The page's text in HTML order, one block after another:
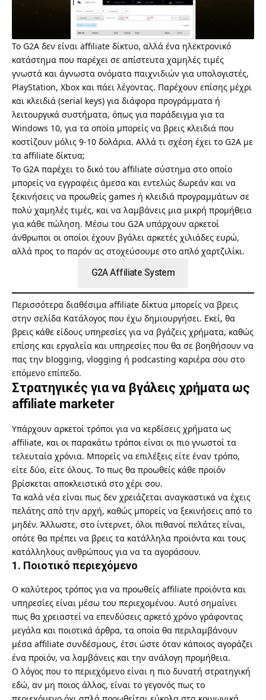
Το G2A δεν είναι affiliate δίκτυο, αλλά ένα ηλεκτρονικό
κατάστημα που παρέχει σε απίστευτα χαμηλές τιμές
γνωστά και άγνωστα ονόματα παιχνιδιών για υπολογιστές,
PlayStation, Xbox και πάει λέγοντας. Παρέχουν επίσης μέχρι
και κλειδιά (serial keys) για διάφορα προγράμματα ή
λειτουργικά συστήματα, όπως για παράδειγμα για τα
Windows 10, για τα οποία μπορείς να βρεις κλειδιά που
κοστίζουν μόλις 9-10 δολάρια. Αλλά τι σχέση έχει το G2A με
τα affiliate δίκτυα;
Το G2A παρέχει το δικό του affiliate σύστημα στο οποίο
μπορείς να εγγραφέις άμεσα και εντελώς δωρεάν και να
ξεκινήσεις να προωθείς games ή κλειδιά προγραμμάτων σε
πολύ χαμηλές τιμές, και να λαμβάνεις μια μικρή προμήθεια
για κάθε πώληση. Μέσω του G2A υπάρχουν αρκετοί
άνθρωποι οι οποίοι έχουν βγάλει αρκετές χιλιάδες ευρώ,
αλλά προς το παρόν ας στοχεύσουμε στο απλό χαρτζιλίκι.
G2A Affiliate System
Περισσότερα διαθέσιμα affiliate δίκτυα μπορείς να βρεις
στην σελίδα Κατάλογος που έχω δημιουργήσει. Εκεί, θα
βρεις κάθε είδους υπηρεσίες για να βγάζεις χρήματα, καθώς
επίσης και εργαλεία και υπηρεσίες που θα σε βοηθήσουν να
πας την blogging, vlogging ή podcasting καριέρα σου στο
επόμενο επίπεδο.
Στρατηγικές για να βγάλεις χρήματα ως
affiliate marketer
Υπάρχουν αρκετοί τρόποι για να κερδίσεις χρήματα ως
affiliate, και οι παρακάτω τρόποι είναι οι πιο γνωστοί τα
τελευταία χρόνια. Μπορείς να επιλέξεις είτε έναν τρόπο,
είτε δύο, είτε όλους. Το πως θα προωθείς κάθε προϊόν
βρίσκεται αποκλειστικά στο χέρι σου.
Τα καλά νέα είναι πως δεν χρειάζεται αναγκαστικά να έχεις
πελάτης από την αρχή, καθώς μπορείς να ξεκινήσεις από το
μηδέν. Άλλωστε, στο ίντερνετ, όλοι πιθανοί πελάτες είναι,
οπότε θα πρέπει να βρεις τα κατάλληλα προϊόντα και τους
κατάλληλους ανθρώπους για να τα αγοράσουν.
1. Ποιοτικό περιεχόμενο
Ο καλύτερος τρόπος για να προωθείς affiliate προϊόντα και
υπηρεσίες είναι μέσω του περιεχομένου. Αυτό σημαίνει
πως θα χρειαστεί να επενδύσεις αρκετό χρόνο γράφοντας
μεγάλα και ποιοτικά άρθρα, τα οποία θα περιλαμβάνουν
μέσα affiliate συνδέσμους, έτσι ώστε όταν κάποιος αγοράζει
ένα προϊόν, να λαμβάνεις και την ανάλογη προμήθεια.
Ο λόγος που το περιεχόμενο είναι η πιο δυνατή στρατηγική
εδώ, αν μη ποιος άλλος, είναι το γεγονός πως το